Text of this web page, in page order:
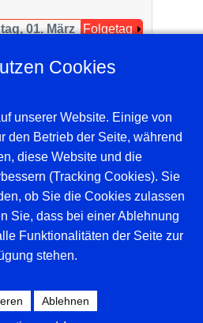
01. März Folgetag
Events gefunden
Cookies
unserer Website. Einige von
den Betrieb der Seite, während
diese Website und die
(Tracking Cookies). Sie
ob Sie die Cookies zulassen
Sie, dass bei einer Ablehnung
Funktionalitäten der Seite zur
stehen.
Ablehnen